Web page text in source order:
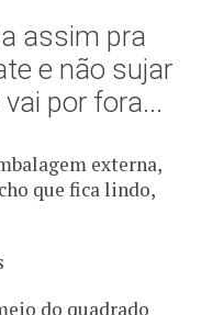
assim pra
e não sujar
por fora...
externa,
que fica lindo,
do quadrado